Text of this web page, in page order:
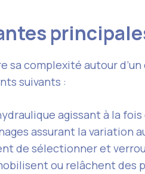
sa complexité autour
suivants :
agissant à la
assurant la variation
de sélectionner et
ou relâchent